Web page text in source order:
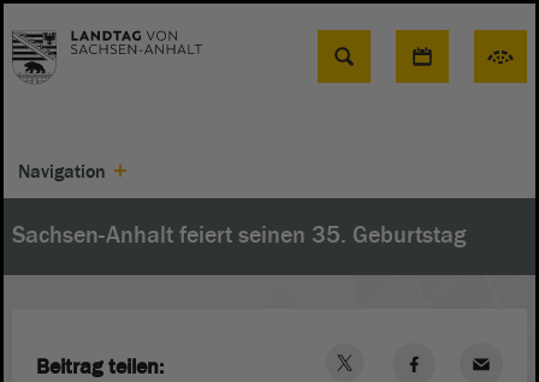
Suche
Navigation
Sachsen-Anhalt feiert seinen 35. Geburtstag
Beitrag teilen: